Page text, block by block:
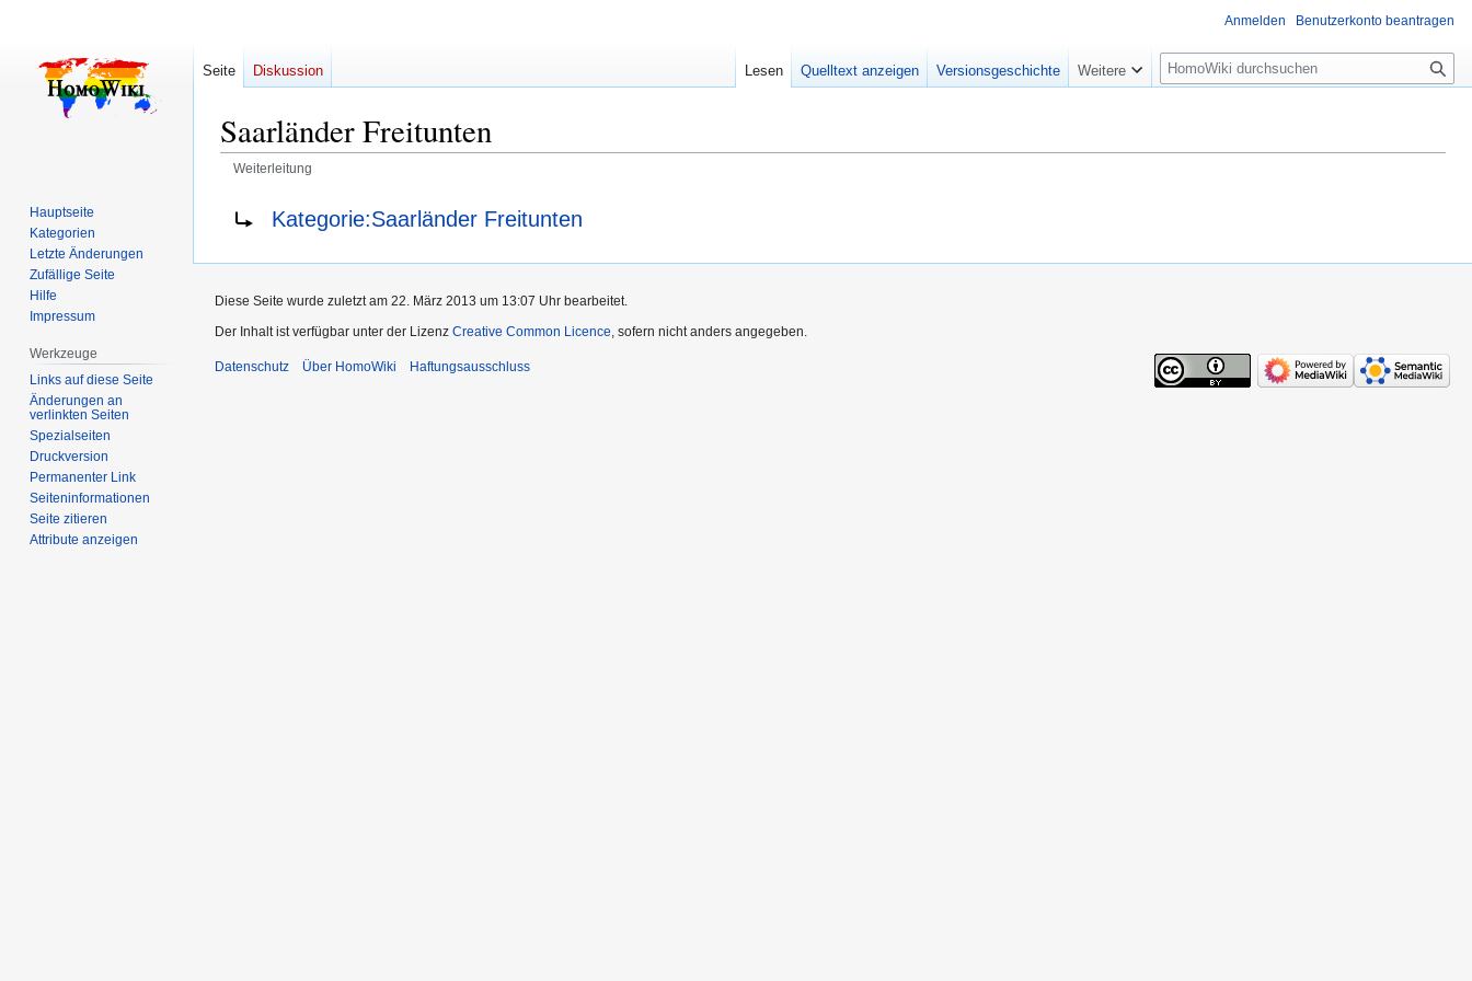
Saarländer Freitunten
Weiterleitung
Navigation
Suche
Weiterleitung nach:
Kategorie:Saarländer Freitunten
Anmelden Benutzerkonto beantragen
Seite Diskussion Lesen Quelltext anzeigen Versionsgeschichte Weitere
Suche
Hauptseite
Kategorien
Letzte Änderungen
Zufällige Seite
Hilfe
Impressum
Werkzeuge
Links auf diese Seite
Änderungen an
verlinkten Seiten
Spezialseiten
Druckversion
Permanenter Link
Seiten­­informationen
Seite zitieren
Attribute anzeigen
Diese Seite wurde zuletzt am 22. März 2013 um 13:07 Uhr bearbeitet.
Der Inhalt ist verfügbar unter der Lizenz Creative Common Licence , sofern nicht anders angegeben.
Datenschutz Über HomoWiki Haftungsausschluss